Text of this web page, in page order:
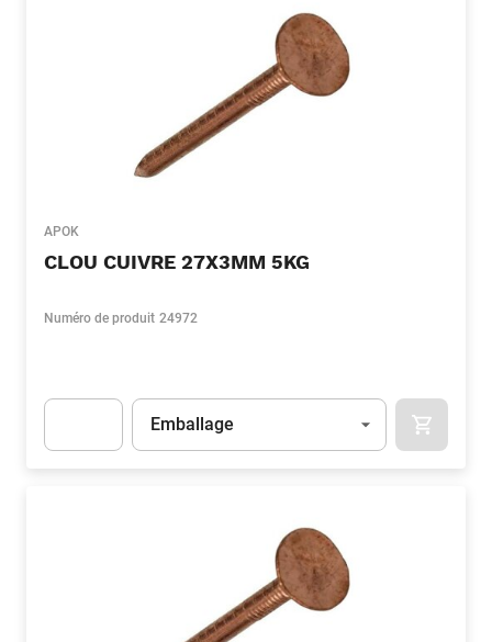
APOK
CLOU CUIVRE 27X3MM 5KG
Numéro de produit 24972
Unité
Emballage